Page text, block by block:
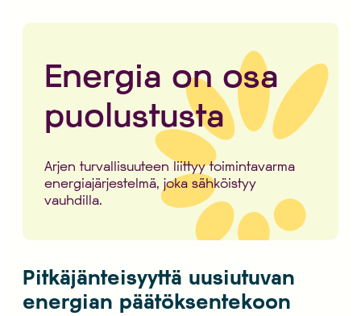
Energia on osa
puolustusta
Arjen turvallisuuteen liittyy toimintavarma
energiajärjestelmä, joka sähköistyy
vauhdilla.
Pitkäjänteisyyttä uusiutuvan
energian päätöksentekoon